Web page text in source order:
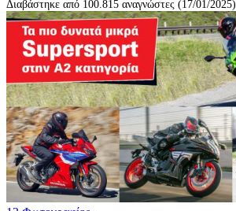
Διαβάστηκε από 100.815 αναγνώστες (17/01/2025)